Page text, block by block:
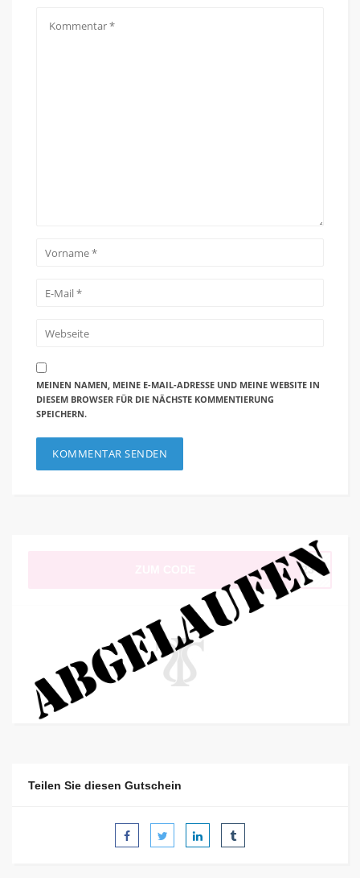
MEINEN NAMEN, MEINE E-MAIL-ADRESSE UND MEINE WEBSITE IN
DIESEM BROWSER FÜR DIE NÄCHSTE KOMMENTIERUNG
SPEICHERN.
2023
Teilen Sie diesen Gutschein